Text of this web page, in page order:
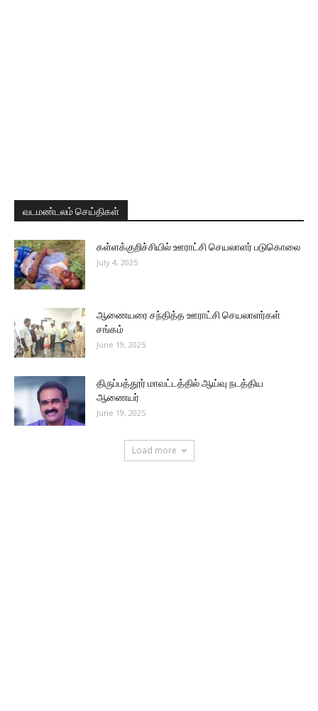
வடமண்டலம் செய்திகள்
கள்ளக்குறிச்சியில் ஊராட்சி செயலாளர் படுகொலை
July 4, 2025
ஆணையரை சந்தித்த ஊராட்சி செயலாளர்கள்
சங்கம்
June 19, 2025
திருப்பத்தூர் மாவட்டத்தில் ஆய்வு நடத்திய
ஆணையர்
June 19, 2025
Load more